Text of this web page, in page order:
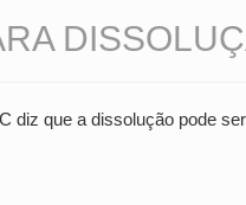
que a dissolução pode